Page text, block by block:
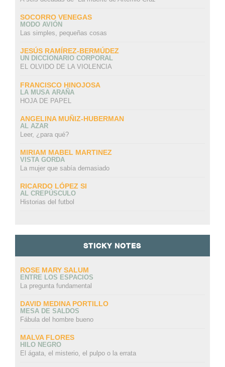
SOCORRO VENEGAS
MODO AVIÓN
Las simples, pequeñas cosas
JESÚS RAMÍREZ-BERMÚDEZ
UN DICCIONARIO CORPORAL
EL OLVIDO DE LA VIOLENCIA
FRANCISCO HINOJOSA
LA MUSA ARAÑA
HOJA DE PAPEL
ANGELINA MUÑIZ-HUBERMAN
AL AZAR
Leer, ¿para qué?
MIRIAM MABEL MARTINEZ
VISTA GORDA
La mujer que sabía demasiado
RICARDO LÓPEZ SI
AL CREPÚSCULO
Historias del futbol
STICKY NOTES
ROSE MARY SALUM
ENTRE LOS ESPACIOS
La pregunta fundamental
DAVID MEDINA PORTILLO
MESA DE SALDOS
Fábula del hombre bueno
MALVA FLORES
HILO NEGRO
El ágata, el misterio, el pulpo o la errata